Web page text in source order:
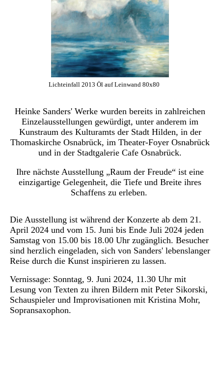
Lichteinfall 2013 Öl auf Leinwand 80x80
Heinke Sanders' Werke wurden bereits in zahlreichen
Einzelausstellungen gewürdigt, unter anderem im
Kunstraum des Kulturamts der Stadt Hilden, in der
Thomaskirche Osnabrück, im Theater-Foyer Osnabrück
und in der Stadtgalerie Cafe Osnabrück.
Ihre nächste Ausstellung „Raum der Freude“ ist eine
einzigartige Gelegenheit, die Tiefe und Breite ihres
Schaffens zu erleben.
Die Ausstellung ist während der Konzerte ab dem 21.
April 2024 und vom 15. Juni bis Ende Juli 2024 jeden
Samstag von 15.00 bis 18.00 Uhr zugänglich. Besucher
sind herzlich eingeladen, sich von Sanders' lebenslanger
Reise durch die Kunst inspirieren zu lassen.
Vernissage: Sonntag, 9. Juni 2024, 11.30 Uhr mit
Lesung von Texten zu ihren Bildern mit Peter Sikorski,
Schauspieler und Improvisationen mit Kristina Mohr,
Sopransaxophon.